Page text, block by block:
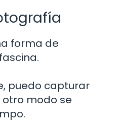
forma de
puedo capturar
modo se